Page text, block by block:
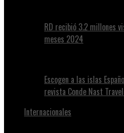
RD recibió 3.2 millones
meses 2024
Escogen a las islas
revista Conde Nast
Internacionales